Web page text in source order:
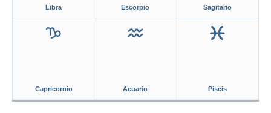
Libra Escorpio Sagitario
Capricornio Acuario Piscis